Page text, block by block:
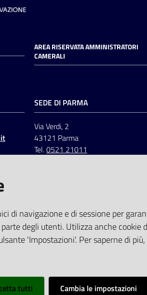
AREA RISERVATA AMMINISTRATORI
CAMERALI
SEDE DI PARMA
Via Verdi, 2
43121 Parma
Tel.0521 21011
di navigazione e di sessione per
degli utenti. Utilizza anche
'Impostazioni'. Per saperne di
tutti Cambia le impostazioni